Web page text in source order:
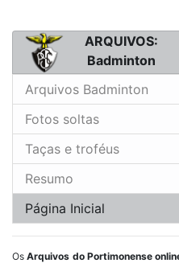
ARQUIVOS:
Badminton
Arquivos Badminton
Fotos soltas
Taças e troféus
Resumo
Página Inicial
OsArquivos do Portimonense